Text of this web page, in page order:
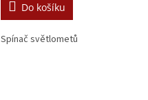
Do košíku
Spínač světlometů